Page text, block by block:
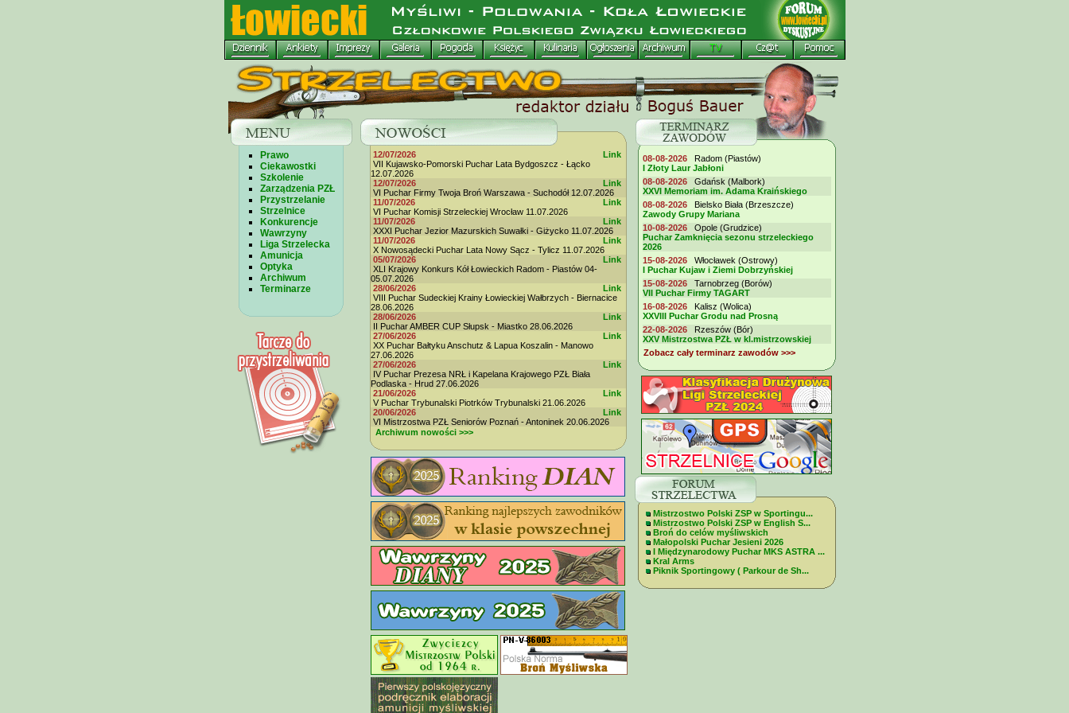
Prawo
Ciekawostki
Szkolenie
Zarządzenia PZŁ
Przystrzelanie
Strzelnice
Konkurencje
Wawrzyny
Liga Strzelecka
Amunicja
Optyka
Archiwum
Terminarze
12/07/2026
Link
VII Kujawsko-Pomorski Puchar Lata Bydgoszcz - Łącko
12.07.2026
12/07/2026
Link
VI Puchar Firmy Twoja Broń Warszawa - Suchodół 12.07.2026
11/07/2026
Link
VI Puchar Komisji Strzeleckiej Wrocław 11.07.2026
11/07/2026
Link
XXXI Puchar Jezior Mazurskich Suwałki - Giżycko 11.07.2026
11/07/2026
Link
X Nowosądecki Puchar Lata Nowy Sącz - Tylicz 11.07.2026
05/07/2026
Link
XLI Krajowy Konkurs Kół Łowieckich Radom - Piastów 04-
05.07.2026
28/06/2026
Link
VIII Puchar Sudeckiej Krainy Łowieckiej Wałbrzych - Biernacice
28.06.2026
28/06/2026
Link
II Puchar AMBER CUP Słupsk - Miastko 28.06.2026
27/06/2026
Link
XX Puchar Bałtyku Anschutz & Lapua Koszalin - Manowo
27.06.2026
27/06/2026
Link
IV Puchar Prezesa NRŁ i Kapelana Krajowego PZŁ Biała
Podlaska - Hrud 27.06.2026
21/06/2026
Link
V Puchar Trybunalski Piotrków Trybunalski 21.06.2026
20/06/2026
Link
VI Mistrzostwa PZŁ Seniorów Poznań - Antoninek 20.06.2026
Archiwum nowości >>>
08-08-2026 Radom (Piastów)
I Złoty Laur Jabłoni
08-08-2026 Gdańsk (Malbork)
XXVI Memoriam im. Adama Kraińskiego
08-08-2026 Bielsko Biała (Brzeszcze)
Zawody Grupy Mariana
10-08-2026 Opole (Grudzice)
Puchar Zamknięcia sezonu strzeleckiego
2026
15-08-2026 Włocławek (Ostrowy)
I Puchar Kujaw i Ziemi Dobrzyńskiej
15-08-2026 Tarnobrzeg (Borów)
VII Puchar Firmy TAGART
16-08-2026 Kalisz (Wolica)
XXVIII Puchar Grodu nad Prosną
22-08-2026 Rzeszów (Bór)
XXV Mistrzostwa PZŁ w kl.mistrzowskiej
Zobacz cały terminarz zawodów >>>
Mistrzostwo Polski ZSP w Sportingu...
Mistrzostwo Polski ZSP w English S...
Broń do celów myśliwskich
Małopolski Puchar Jesieni 2026
I Międzynarodowy Puchar MKS ASTRA ...
Kral Arms
Piknik Sportingowy ( Parkour de Sh...